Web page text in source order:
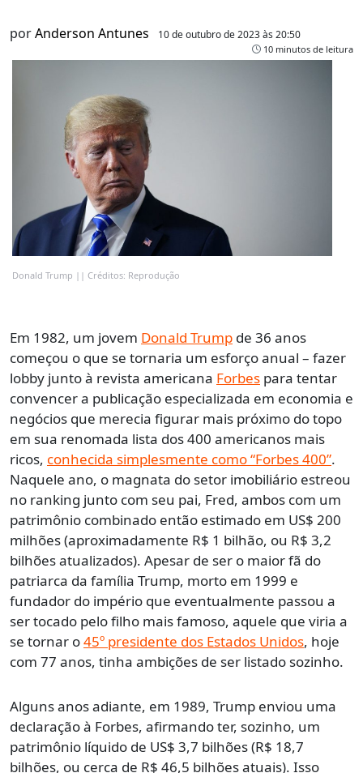
porAnderson Antunes 10 de outubro de 2023 às 20:50
10 minutos de leitura
Donald Trump || Créditos: Reprodução
Em 1982, um jovem Donald Trump de 36 anos
começou o que se tornaria um esforço anual – fazer
lobby junto à revista americana Forbes para tentar
convencer a publicação especializada em economia e
negócios que merecia figurar mais próximo do topo
em sua renomada lista dos 400 americanos mais
ricos, conhecida simplesmente como “Forbes 400”.
Naquele ano, o magnata do setor imobiliário estreou
no ranking junto com seu pai, Fred, ambos com um
patrimônio combinado então estimado em US$ 200
milhões (aproximadamente R$ 1 bilhão, ou R$ 3,2
bilhões atualizados). Apesar de ser o maior fã do
patriarca da família Trump, morto em 1999 e
fundador do império que eventualmente passou a
ser tocado pelo filho mais famoso, aquele que viria a
se tornar o45º presidente dos Estados Unidos, hoje
com 77 anos, tinha ambições de ser listado sozinho.
Alguns anos adiante, em 1989, Trump enviou uma
declaração à Forbes, afirmando ter, sozinho, um
patrimônio líquido de US$ 3,7 bilhões (R$ 18,7
bilhões, ou cerca de R$ 46,5 bilhões atuais). Isso